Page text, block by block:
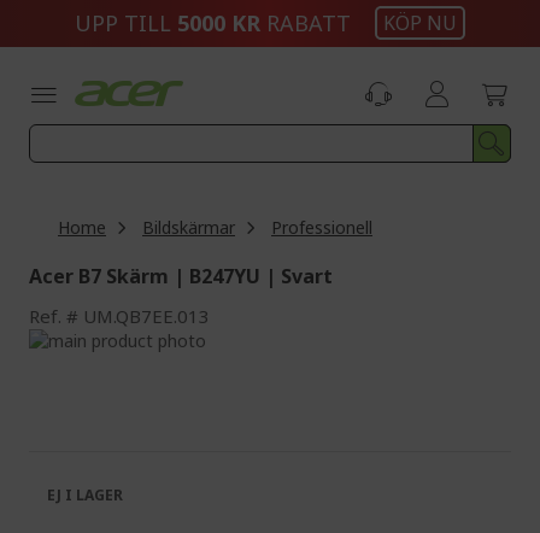
UPP TILL 5000 KR RABATT KÖP NU
Home Bildskärmar Professionell
Acer B7 Skärm | B247YU | Svart
Ref. UM.QB7EE.013
Skip
images
gallery
the
images
EJ I LAGER